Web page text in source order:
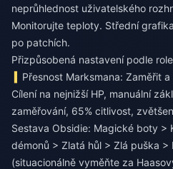
neprůhlednost uživatelského
Monitorujte teploty. Střední
po patchích.
Přizpůsobená nastavení podle role
Přesnost Marksmana: Zaměřit
Cílení na nejnižší HP, manuální
zaměřování, 65% citlivost,
Sestava Obsidie: Magické boty >
démonů > Zlatá hůl > Zlá puška
(situacionálně vyměňte za